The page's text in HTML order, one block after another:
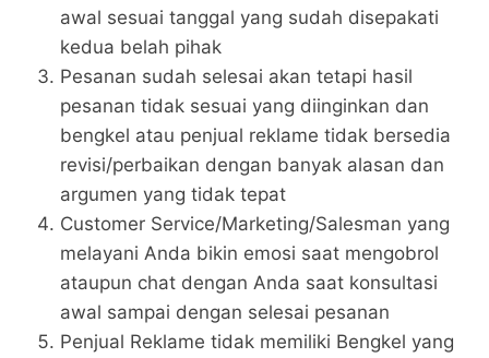
awal sesuai tanggal yang sudah disepakati
kedua belah pihak
Pesanan sudah selesai akan tetapi hasil
pesanan tidak sesuai yang diinginkan dan
bengkel atau penjual reklame tidak bersedia
revisi/perbaikan dengan banyak alasan dan
argumen yang tidak tepat
Customer Service/Marketing/Salesman yang
melayani Anda bikin emosi saat mengobrol
ataupun chat dengan Anda saat konsultasi
awal sampai dengan selesai pesanan
Penjual Reklame tidak memiliki Bengkel yang